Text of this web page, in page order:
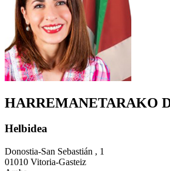
HARREMANETARAKO
Helbidea
Donostia-San Sebastián , 1
01010 Vitoria-Gasteiz